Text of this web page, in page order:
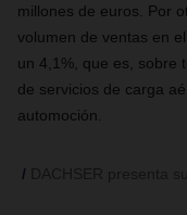
millones de euros. Por
volumen de ventas en
un 4,1%, que es, sobre
de servicios de carga
automoción.